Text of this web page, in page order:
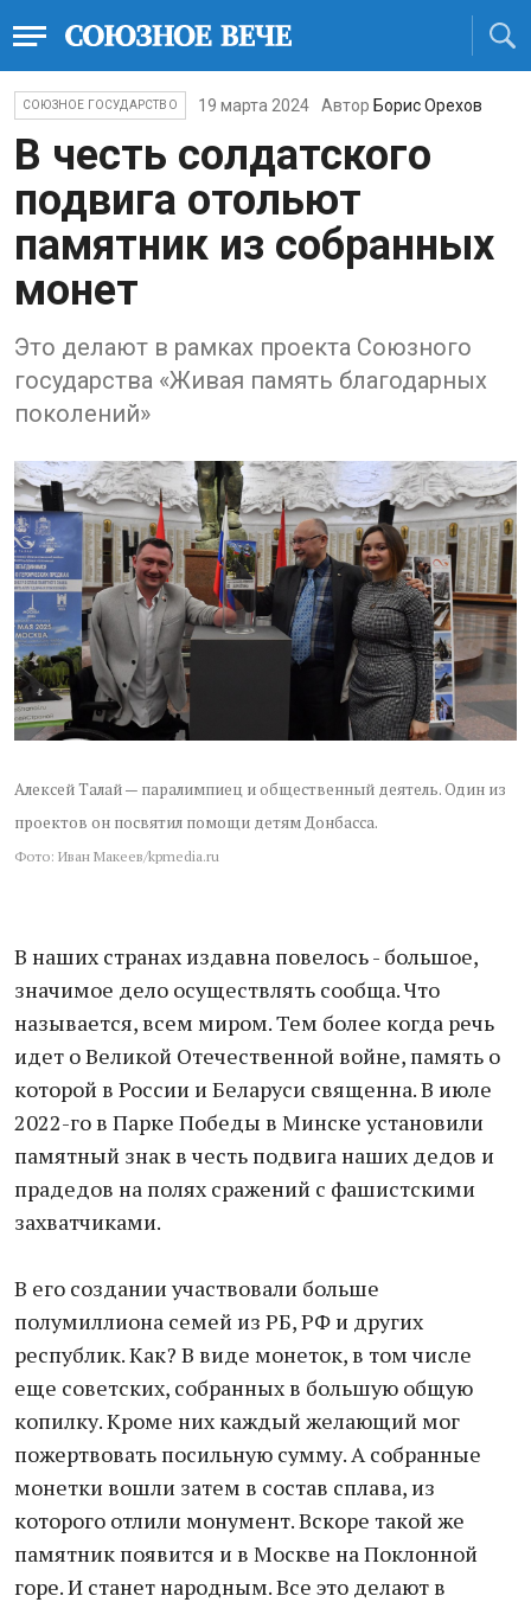
СОЮЗНОЕ ГОСУДАРСТВО 19 марта 2024 Автор Борис Орехов
В честь солдатского
подвига отольют
памятник из собранных
монет
Это делают в рамках проекта Союзного
государства «Живая память благодарных
поколений»
Алексей Талай — паралимпиец и общественный деятель. Один из
проектов он посвятил помощи детям Донбасса.
Фото: Иван Макеев/kpmedia.ru
В наших странах издавна повелось - большое,
значимое дело осуществлять сообща. Что
называется, всем миром. Тем более когда речь
идет о Великой Отечественной войне, память о
которой в России и Беларуси священна. В июле
2022-го в Парке Победы в Минске установили
памятный знак в честь подвига наших дедов и
прадедов на полях сражений с фашистскими
захватчиками.
В его создании участвовали больше
полумиллиона семей из РБ, РФ и других
республик. Как? В виде монеток, в том числе
еще советских, собранных в большую общую
копилку. Кроме них каждый желающий мог
пожертвовать посильную сумму. А собранные
монетки вошли затем в состав сплава, из
которого отлили монумент. Вскоре такой же
памятник появится и в Москве на Поклонной
горе. И станет народным. Все это делают в